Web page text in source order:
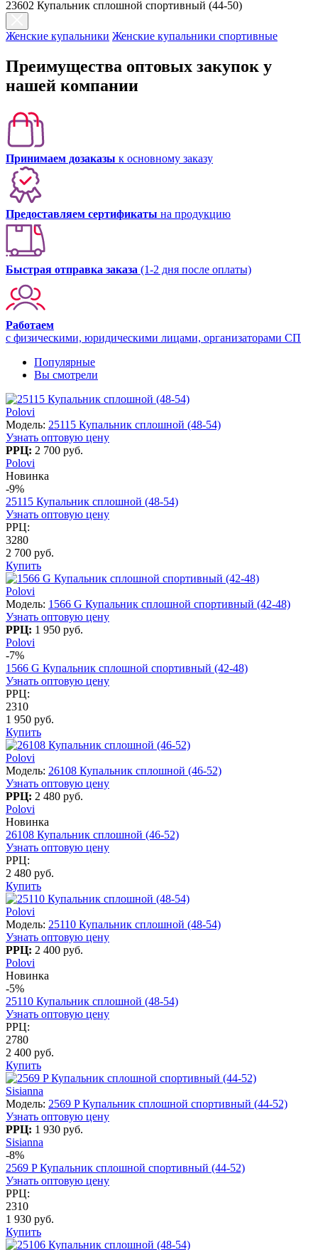
23602 Купальник сплошной спортивный (44-50)
Женские купальники Женские купальники спортивные
Преимущества оптовых закупок у
нашей компании
Принимаем дозаказы к основному заказу
Предоставляем сертификаты на продукцию
Быстрая отправка заказа (1-2 дня после оплаты)
Работаем
с физическими, юридическими лицами, организаторами СП
Популярные
Вы смотрели
Polovi
Модель: 25115 Купальник сплошной (48-54)
Узнать оптовую цену
РРЦ: 2 700 руб.
Polovi
Новинка
-9%
25115 Купальник сплошной (48-54)
Узнать оптовую цену
РРЦ:
3280
2 700 руб.
Купить
Polovi
Модель: 1566 G Купальник сплошной спортивный (42-48)
Узнать оптовую цену
РРЦ: 1 950 руб.
Polovi
-7%
1566 G Купальник сплошной спортивный (42-48)
Узнать оптовую цену
РРЦ:
2310
1 950 руб.
Купить
Polovi
Модель: 26108 Купальник сплошной (46-52)
Узнать оптовую цену
РРЦ: 2 480 руб.
Polovi
Новинка
26108 Купальник сплошной (46-52)
Узнать оптовую цену
РРЦ:
2 480 руб.
Купить
Polovi
Модель: 25110 Купальник сплошной (48-54)
Узнать оптовую цену
РРЦ: 2 400 руб.
Polovi
Новинка
-5%
25110 Купальник сплошной (48-54)
Узнать оптовую цену
РРЦ:
2780
2 400 руб.
Купить
Sisianna
Модель: 2569 P Купальник сплошной спортивный (44-52)
Узнать оптовую цену
РРЦ: 1 930 руб.
Sisianna
-8%
2569 P Купальник сплошной спортивный (44-52)
Узнать оптовую цену
РРЦ:
2310
1 930 руб.
Купить